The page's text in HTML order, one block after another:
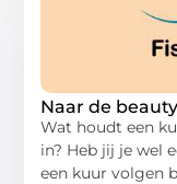
Naar de
Wat houdt een
in? Heb jij je wel
een kuur volgen